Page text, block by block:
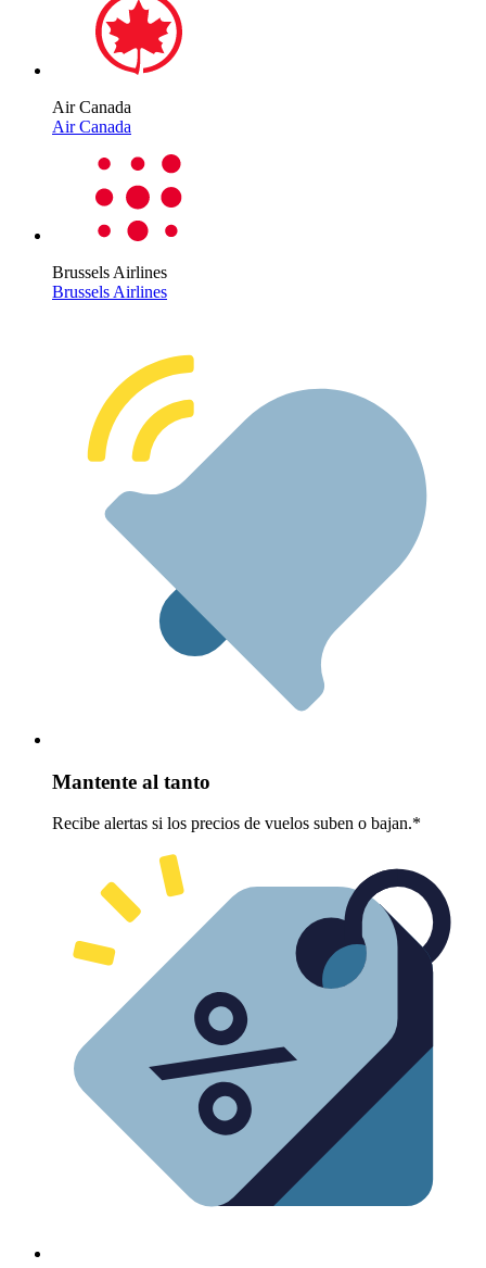
Air Canada
Air Canada
Brussels Airlines
Brussels Airlines
Mantente al tanto
Recibe alertas si los precios de vuelos suben o bajan.*